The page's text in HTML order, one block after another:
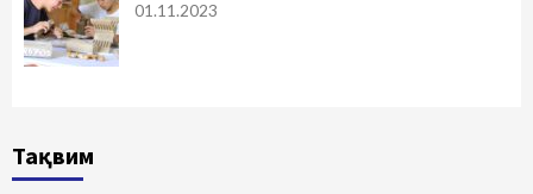
01.11.2023
Тақвим